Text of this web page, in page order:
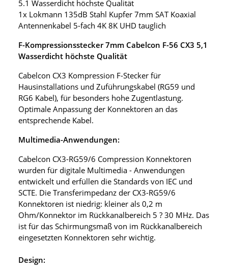
5.1 Wasserdicht höchste Qualität
1x Lokmann 135dB Stahl Kupfer 7mm SAT Koaxial
Antennenkabel 5-fach 4K 8K UHD tauglich
F-Kompressionsstecker 7mm Cabelcon F-56 CX3 5,1
Wasserdicht höchste Qualität
Cabelcon CX3 Kompression F-Stecker für
Hausinstallations und Zuführungskabel (RG59 und
RG6 Kabel), für besonders hohe Zugentlastung.
Optimale Anpassung der Konnektoren an das
entsprechende Kabel.
Multimedia-Anwendungen:
Cabelcon CX3-RG59/6 Compression Konnektoren
wurden für digitale Multimedia - Anwendungen
entwickelt und erfüllen die Standards von IEC und
SCTE. Die Transferimpedanz der CX3-RG59/6
Konnektoren ist niedrig: kleiner als 0,2 m
Ohm/Konnektor im Rückkanalbereich 5 ? 30 MHz. Das
ist für das Schirmungsmaß von im Rückkanalbereich
eingesetzten Konnektoren sehr wichtig.
Design: